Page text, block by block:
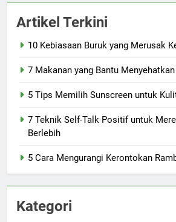
Artikel Terkini
10 Kebiasaan Buruk yang Merusak
7 Makanan yang Bantu
5 Tips Memilih Sunscreen untuk
7 Teknik Self-Talk Positif untuk
Berlebih
5 Cara Mengurangi Kerontokan
Kategori